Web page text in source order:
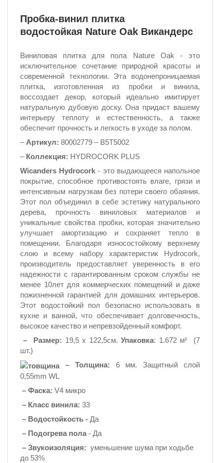
Пробка-винил плитка
водостойкая Nature Oak Викандерс
Виниловая плитка для пола Nature Oak - это
исключительное сочетание природной красоты и
современной технологии. Эта водонепроницаемая
плитка, изготовленная из пробки и винила,
воссоздает декор, который идеально имитирует
натуральную дубовую доску. Она придаст вашему
интерьеру теплоту и естественность, а также
обеспечит прочность и легкость в уходе за полом.
– Артикул: 80002779 – B5T5002
– Коллекция: HYDROCORK PLUS
Wicanders Hydrocork - это выдающееся напольное
покрытие, способное противостоять влаге, грязи и
интенсивным нагрузкам без потери своего обаяния.
Этот пол объединил в себе эстетику натурального
дерева, прочность виниловых материалов и
уникальные свойства пробки, которая значительно
улучшает амортизацию и сохраняет тепло в
помещении. Благодаря износостойкому верхнему
слою и всему набору характеристик Hydrocork,
производитель предоставляет уверенность в его
надежности с гарантированным сроком службы не
менее 10лет для коммерческих помещений и даже
пожизненной гарантией для домашних интерьеров.
Этот водостойкий пол безопасно использовать в
кухне и ванной, что обеспечивает долговечность,
высокое качество и непревзойденный комфорт.
–
Размер: 19,5 х 122,5см.Упаковка: 1.672 м² (7
шт.)
– Толщина: 6 мм.Защитный слой
0,55mm WL
– Фаска: V4 микро
– Класс винила: 33
– Водостойкость - Да
– Подогрева пола - Да
– Звукоизоляция: уменьшение шума при ходьбе
до 53%